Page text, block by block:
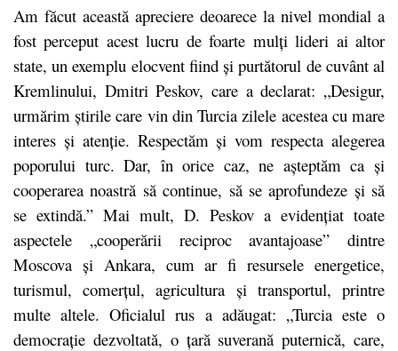
Am făcut această apreciere deoarece la nivel mondial a
fost perceput acest lucru de foarte mulți lideri ai altor
state, un exemplu elocvent fiind și purtătorul de cuvânt al
Kremlinului, Dmitri Peskov, care a declarat: „Desigur,
urmărim știrile care vin din Turcia zilele acestea cu mare
interes și atenție. Respectăm și vom respecta alegerea
poporului turc. Dar, în orice caz, ne așteptăm ca și
cooperarea noastră să continue, să se aprofundeze și să
se extindă.” Mai mult, D. Peskov a evidențiat toate
aspectele „cooperării reciproc avantajoase” dintre
Moscova și Ankara, cum ar fi resursele energetice,
turismul, comerțul, agricultura și transportul, printre
multe altele. Oficialul rus a adăugat: „Turcia este o
democrație dezvoltată, o țară suverană puternică, care,